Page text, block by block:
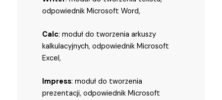
odpowiednik Microsoft Word,
Calc: moduł do tworzenia arkuszy
kalkulacyjnych, odpowiednik Microsoft
Excel,
Impress: moduł do tworzenia
prezentacji, odpowiednik Microsoft